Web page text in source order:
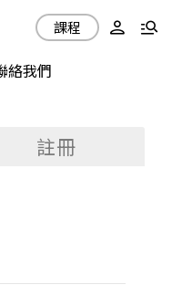
絡我們
課程
註冊